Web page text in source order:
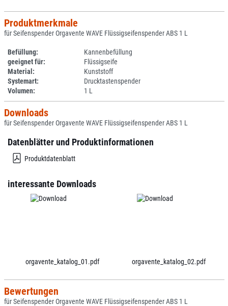
Produktmerkmale
für Seifenspender Orgavente WAVE Flüssigseifenspender ABS 1 L
Befüllung:
Kannenbefüllung
geeignet für:
Flüssigseife
Material:
Kunststoff
Systemart:
Drucktastenspender
Volumen:
1 L
Downloads
für Seifenspender Orgavente WAVE Flüssigseifenspender ABS 1 L
Datenblätter und Produktinformationen
Produktdatenblatt
interessante Downloads
orgavente_katalog_01.pdf orgavente_katalog_02.pdf
Bewertungen
für Seifenspender Orgavente WAVE Flüssigseifenspender ABS 1 L